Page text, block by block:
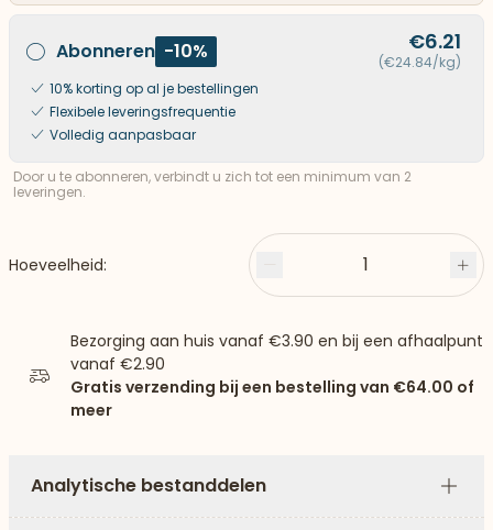
beneden
Abonneren -10% €6.21
(€24.84/kg)
10% korting op al je bestellingen
Flexibele leveringsfrequentie
Volledig aanpasbaar
Door u te abonneren, verbindt u zich tot een minimum van 2
leveringen.
Hoeveelheid: Minder 1
Bezorging aan huis vanaf €3.90 en bij een afhaalpunt
vanaf €2.90
Gratis verzending bij een bestelling van €64.00 of
meer
Analytische bestanddelen
Plus